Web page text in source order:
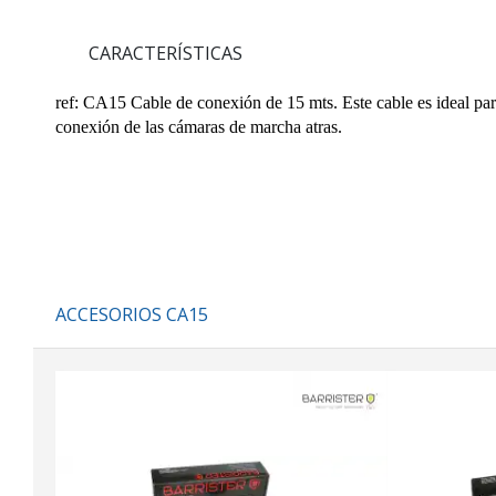
CARACTERÍSTICAS
ref: CA15 Cable de conexión de 15 mts. Este cable es ideal
conexión de las cámaras de marcha atras.
ACCESORIOS CA15